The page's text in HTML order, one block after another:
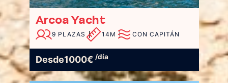
Arcoa Yacht
9 PLAZAS 14M CON CAPITÁN
Desde1000€ /día